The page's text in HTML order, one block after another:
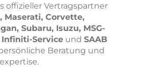
offizieller Vertragspartner
Maserati, Corvette,
Subaru, Isuzu, MSG-
Service und SAAB
Beratung und